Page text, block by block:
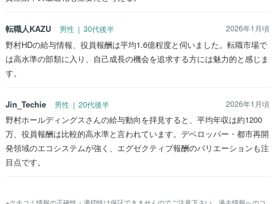
転職人KAZU 男性 | 30代後半 2026年1月頃
野村HDの給与情報、役員報酬は平均1.6億程度と伺いました。転職市場で
は高水準の部類に入り、自己成長の機会を追求する方には魅力的と感じま
す。
Jin_Techie 男性 | 20代後半 2026年1月頃
野村ホールディングスさんの給与動向を拝見すると、平均年収は約1200
万、役員報酬は比較的高水準と言われています。デベロッパー・都市再開
発領域のエコシステムが強く、エグゼクティブ報酬のバリエーションも注
目点です。
※クチコミ情報の正確性・適切性は保証できませんのでご注意下さい。過去情報へのコ